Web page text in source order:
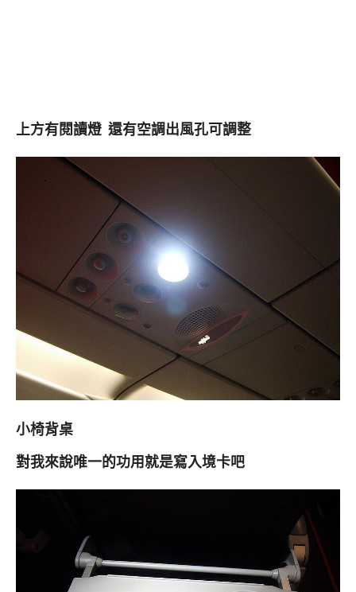
上方有閱讀燈 還有空調出風孔可調整
小椅背桌
對我來說唯一的功用就是寫入境卡吧